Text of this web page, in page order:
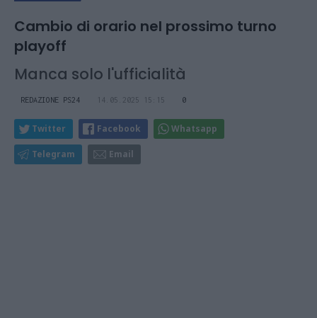
Cambio di orario nel prossimo turno
playoff
Manca solo l'ufficialità
REDAZIONE PS24 14.05.2025 15:15 0
Twitter Facebook Whatsapp
Telegram Email